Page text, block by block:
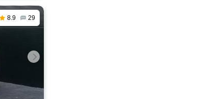
8.9 29